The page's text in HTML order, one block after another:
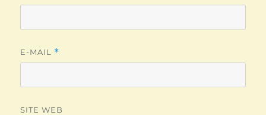
E-MAIL *
SITE WEB